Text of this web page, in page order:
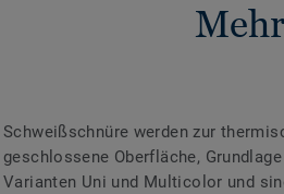
Schweißschnüre werden zur
geschlossene Oberfläche,
Varianten Uni und Multicolor und